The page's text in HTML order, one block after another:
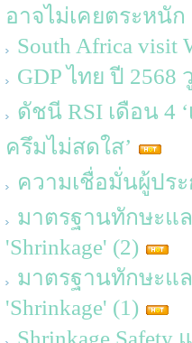
อาจไม่เคยตระหนัก
South Africa visit
GDP ไทย ปี 2568
ดัชนี RSI เดือน 4
ครึมไม่สดใส’
ความเชื่อมั่นผู้ปร
มาตรฐานทักษะแ
'Shrinkage' (2)
มาตรฐานทักษะแ
'Shrinkage' (1)
Shrinkage Safety